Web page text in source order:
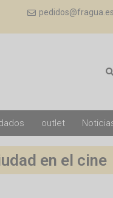
pedidos@fragua.es
outlet
en el cine